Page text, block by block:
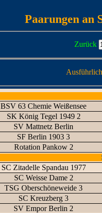
Paarungen an
Zurück
BSV 63 Chemie Weißensee
SK König Tegel 1949 2
SV Mattnetz Berlin
SF Berlin 1903 3
Rotation Pankow 2
SC Zitadelle Spandau 1977
SC Weisse Dame 2
TSG Oberschöneweide 3
SC Kreuzberg 3
SV Empor Berlin 2